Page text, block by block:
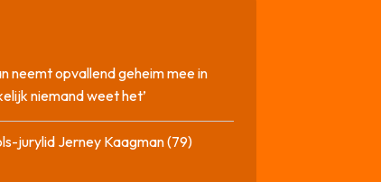
neemt opvallend geheim mee in
niemand weet het’
jurylid Jerney Kaagman (79)